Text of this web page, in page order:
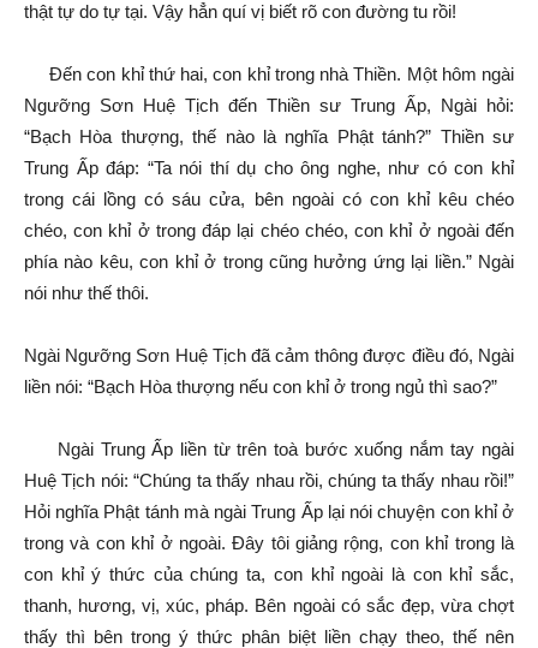
thật tự do tự tại. Vậy hẳn quí vị biết rõ con đường tu rồi!
Đến con khỉ thứ hai, con khỉ trong nhà Thiền. Một hôm ngài
Ngưỡng Sơn Huệ Tịch đến Thiền sư Trung Ấp, Ngài hỏi:
“Bạch Hòa thượng, thế nào là nghĩa Phật tánh?” Thiền sư
Trung Ấp đáp: “Ta nói thí dụ cho ông nghe, như có con khỉ
trong cái lồng có sáu cửa, bên ngoài có con khỉ kêu chéo
chéo, con khỉ ở trong đáp lại chéo chéo, con khỉ ở ngoài đến
phía nào kêu, con khỉ ở trong cũng hưởng ứng lại liền.” Ngài
nói như thế thôi.
Ngài Ngưỡng Sơn Huệ Tịch đã cảm thông được điều đó, Ngài
liền nói: “Bạch Hòa thượng nếu con khỉ ở trong ngủ thì sao?”
Ngài Trung Ấp liền từ trên toà bước xuống nắm tay ngài
Huệ Tịch nói: “Chúng ta thấy nhau rồi, chúng ta thấy nhau rồi!”
Hỏi nghĩa Phật tánh mà ngài Trung Ấp lại nói chuyện con khỉ ở
trong và con khỉ ở ngoài. Đây tôi giảng rộng, con khỉ trong là
con khỉ ý thức của chúng ta, con khỉ ngoài là con khỉ sắc,
thanh, hương, vị, xúc, pháp. Bên ngoài có sắc đẹp, vừa chợt
thấy thì bên trong ý thức phân biệt liền chạy theo, thế nên